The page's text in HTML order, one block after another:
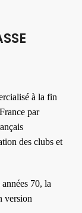
à la fin
par
des clubs et
70, la
version